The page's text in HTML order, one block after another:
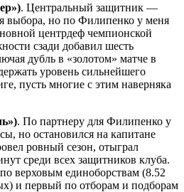
. Центральный защитник —
выбора, но по Филипенко у меня
центрдеф чемпионской
сзади добавил шесть
дубль в «золотом» матче в
уровень сильнейшего
пусть многие с этим наверняка
. По партнеру для Филипенко у
но остановился на капитане
ровный сезон, отыграл
среди всех защитников клуба.
верховым единоборствам (8.52
и первый по отборам и подборам